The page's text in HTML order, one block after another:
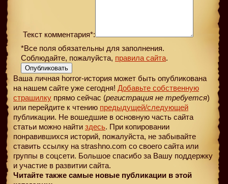
Текст комментария*:
*Все поля обязательны для заполнения.
Соблюдайте, пожалуйста, правила сайта.
Опубликовать
Ваша личная horror-история может быть опубликована
на нашем сайте уже сегодня! Добавьте собственную
страшилку прямо сейчас (регистрация не требуется)
или перейдите к чтению предыдущей/следующей
публикации. Не вошедшие в основную часть сайта
статьи можно найти здесь. При копировании
понравившихся историй, пожалуйста, не забывайте
ставить ссылку на strashno.com со своего сайта или
группы в соцсети. Большое спасибо за Вашу поддержку
и участие в развитии сайта.
Читайте также самые новые публикации в этой